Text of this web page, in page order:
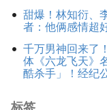
甜爆！林知衍、
者：他俩感情超
千万男神回来了
体《六龙飞天》
酷杀手」！经纪
标签